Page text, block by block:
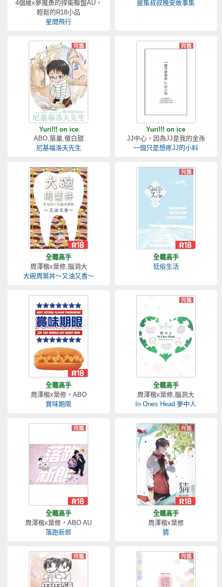
4個維x夢魔勇的捍衛聯盟AU，
輕鬆的R18小品
星間飛行
披集叔叔晚安故事集
Yuri!!! on ice
ABO,築巢,傻白甜
尼基福洛夫先生
Yuri!!! on ice
JJ中心，因為JJ是我的金孫
一個只是想疼JJ的小料
全職高手
周澤楷x葉修,腦洞大
大碗周葉丼～又油又香～
全職高手
低俗生活
全職高手
周澤楷x葉修，ABO
賞味期限
全職高手
周澤楷x葉修,腦洞大
In Ones Head 夢中人
全職高手
周澤楷x葉修，ABO AU
落跑新郎
全職高手
周澤楷x葉修
猜